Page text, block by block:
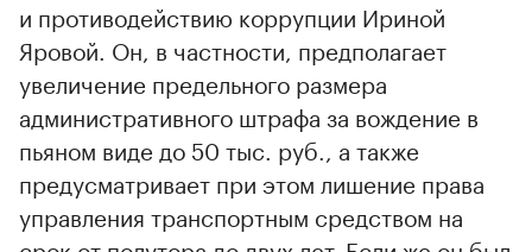
и противодействию коррупции Ириной
Яровой. Он, в частности, предполагает
увеличение предельного размера
административного штрафа за вождение в
пьяном виде до 50 тыс. руб., а также
предусматривает при этом лишение права
управления транспортным средством на